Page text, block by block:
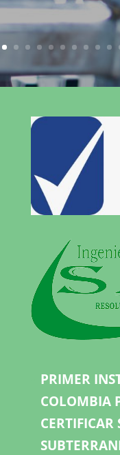
PRIMER
COLOMBIA